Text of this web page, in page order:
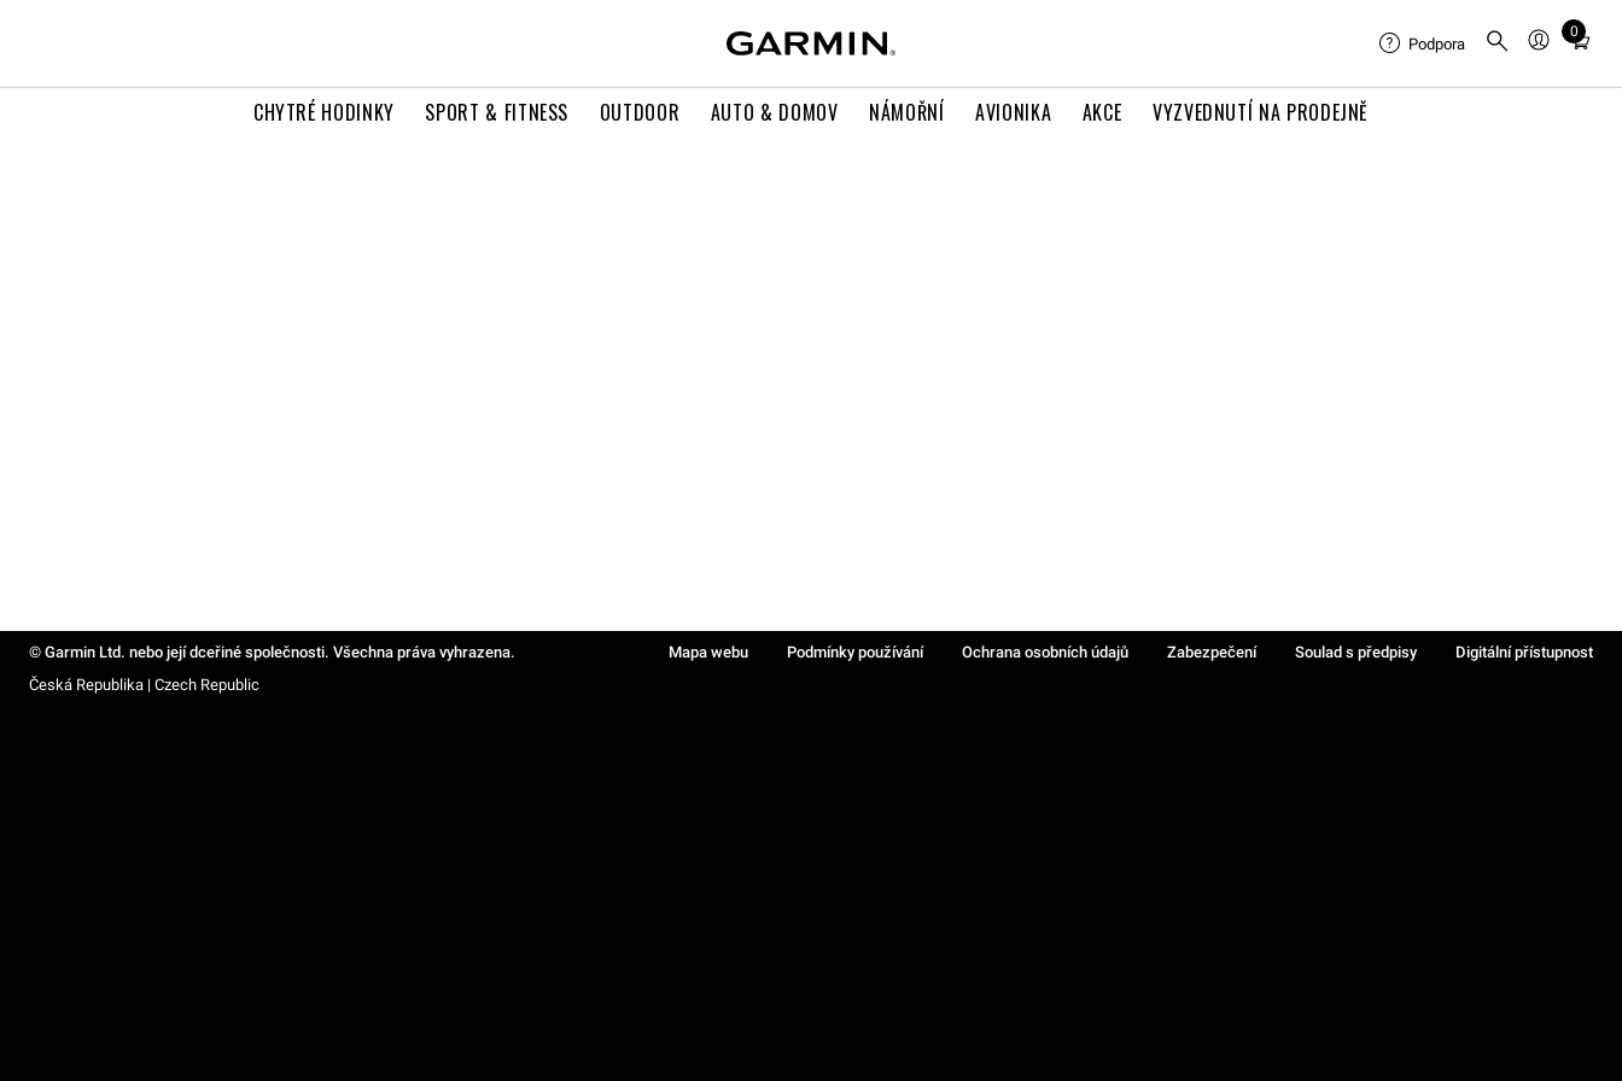
CHYTRÉ HODINKY SPORT & FITNESS OUTDOOR AUTO & DOMOV NÁMOŘNÍ AVIONIKA AKCE VYZVEDNUTÍ NA PRODEJNĚ
Podpora
0
Total
in
© Garmin Ltd. nebo její dceřiné společnosti. Všechna práva vyhrazena. Mapa webu Podmínky používání Ochrana osobních údajů Zabezpečení Soulad s předpisy
Digitální přístupnost
Česká Republika | Czech Republic